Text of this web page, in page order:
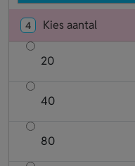
4 Kies aantal
20
40
80